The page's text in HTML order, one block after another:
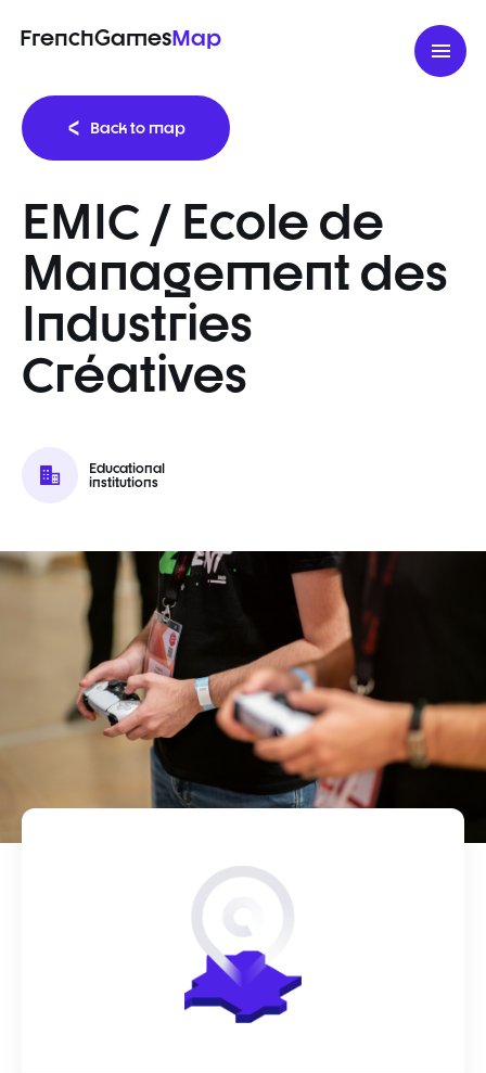
FrenchGamesMap
Back to map
EMIC / Ecole de
Management des
Industries
Créatives
Educational
institutions